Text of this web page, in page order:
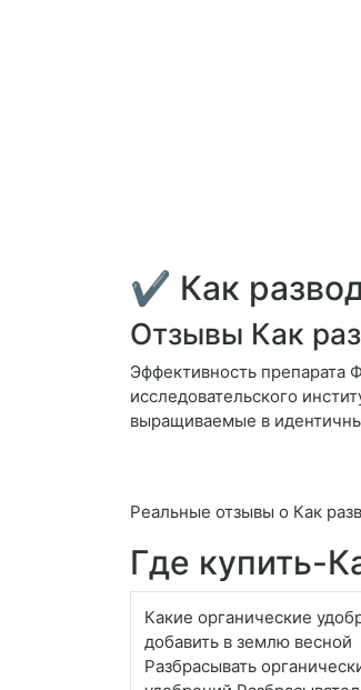
✔ Как
Отзывы Как
Эффективность препарата
исследовательского
выращиваемые в
Реальные отзывы о Как
Где купить-
Какие органические
добавить в землю весной
Разбрасывать